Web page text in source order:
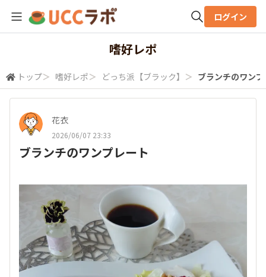
検索
ログイン
嗜好レポ
トップ＞ 嗜好レポ＞ どっち派【ブラック】 ＞ ブランチのワン
花衣
2026/06/07 23:33
ブランチのワンプレート